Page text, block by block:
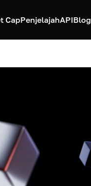
CapPenjelajahAPIBlog